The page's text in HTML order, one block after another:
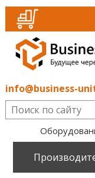
info@business-